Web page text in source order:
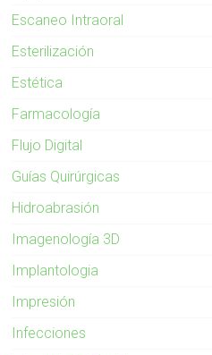
Escaneo Intraoral
Esterilización
Estética
Farmacología
Flujo Digital
Guías Quirúrgicas
Hidroabrasión
Imagenología 3D
Implantologia
Impresión
Infecciones